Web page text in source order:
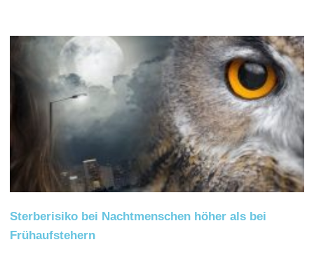
Sterberisiko bei Nachtmenschen höher als bei
Frühaufstehern